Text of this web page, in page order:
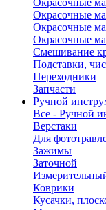
Окрасочные
Окрасочные
Окрасочные
Окрасочные
Смешивание
Подставки,
Переходники
Запчасти
Ручной
Все - Ручной
Верстаки
Для
Зажимы
Заточной
Коврики
Кусачки,